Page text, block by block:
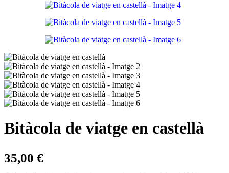
Bitàcola de viatge en castellà
35,00 €